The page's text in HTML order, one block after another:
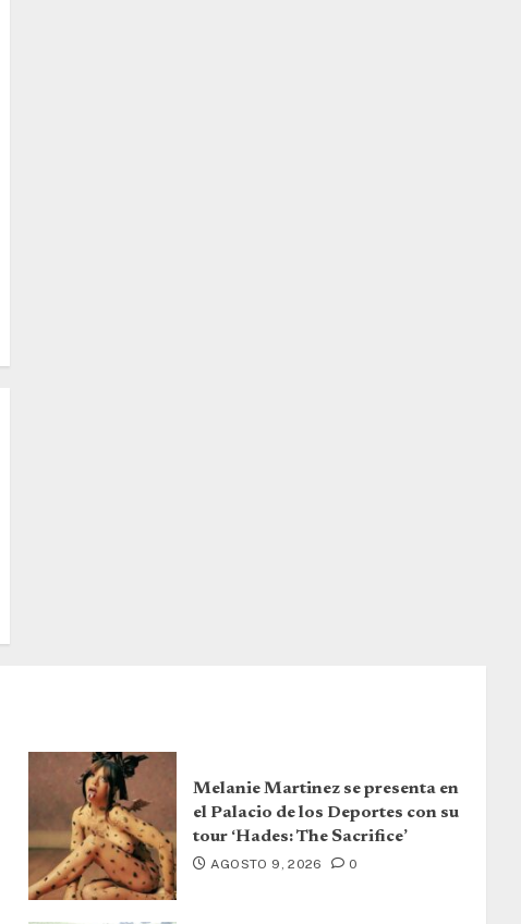
Melanie Martinez se presenta en
el Palacio de los Deportes con su
tour ‘Hades: The Sacrifice’
AGOSTO 9, 2026 0